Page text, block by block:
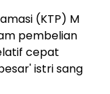
(KTP) M
pembelian
cepat
istri sang